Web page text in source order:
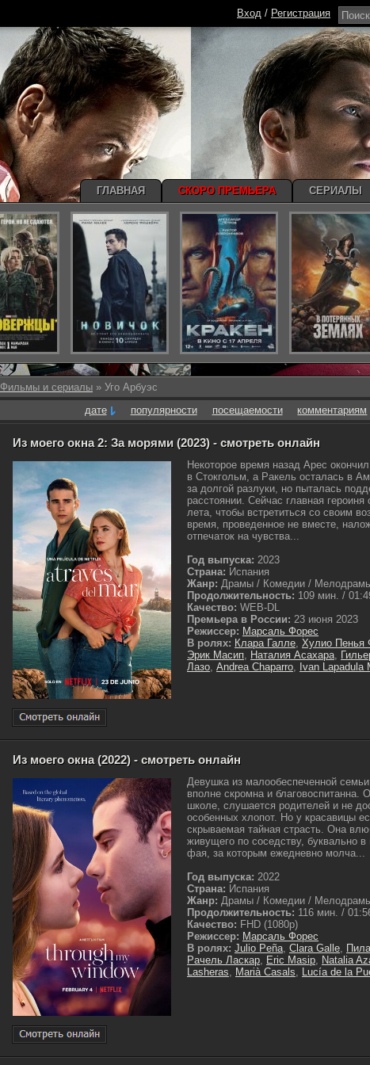
Фильмы и сериалы » Уго Арбуэс
дате
популярности посещаемости комментариям
Из моего окна 2: За морями (2023) - смотреть онлайн
Некоторое время назад Арес
в Стокгольм, а Ракель осталась в
за долгой разлуки, но пыталась
расстоянии. Сейчас главная
лета, чтобы встретиться со своим
время, проведенное не вместе,
отпечаток на чувства...
Год выпуска: 2023
Страна: Испания
Жанр: Драмы / Комедии /
Продолжительность: 109 мин. /
Качество: WEB-DL
Премьера в России: 23 июня 2023
Режиссер: Марсаль Форес
В ролях: Клара Галле, Хулио Пенья
Эрик Масип, Наталия Асахара,
Лазо, Andrea Chaparro, Ivan Lapadula
Из моего окна (2022) - смотреть онлайн
Девушка из малообеспеченной
вполне скромна и благовоспитанна.
школе, слушается родителей и не
особенных хлопот. Но у красавицы
скрываемая тайная страсть. Она
живущего по соседству, буквально
фая, за которым ежедневно молча...
Год выпуска: 2022
Страна: Испания
Жанр: Драмы / Комедии /
Продолжительность: 116 мин. /
Качество: FHD (1080p)
Режиссер: Марсаль Форес
В ролях: Julio Peña, Clara Galle,
Рачель Ласкар, Eric Masip, Natalia
Lasheras, Marià Casals, Lucía de la
Вход / Регистрация
ГЛАВНАЯ СКОРО ПРЕМЬЕРА СЕРИАЛЫ